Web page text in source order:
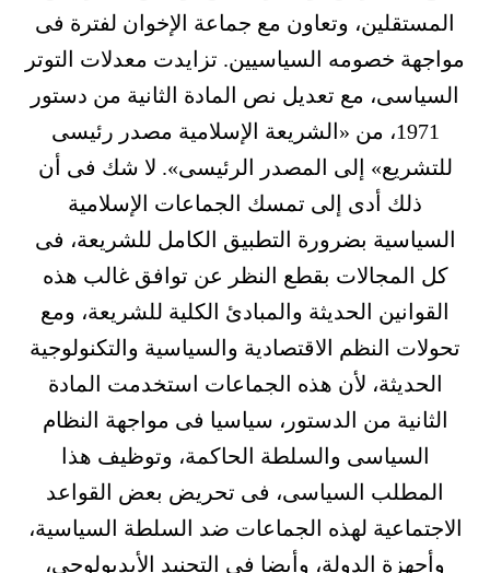
المستقلين، وتعاون مع جماعة الإخوان لفترة فى
مواجهة خصومه السياسيين. تزايدت معدلات التوتر
السياسى، مع تعديل نص المادة الثانية من دستور
1971، من «الشريعة الإسلامية مصدر رئيسى
للتشريع» إلى المصدر الرئيسى». لا شك فى أن
ذلك أدى إلى تمسك الجماعات الإسلامية
السياسية بضرورة التطبيق الكامل للشريعة، فى
كل المجالات بقطع النظر عن توافق غالب هذه
القوانين الحديثة والمبادئ الكلية للشريعة، ومع
تحولات النظم الاقتصادية والسياسية والتكنولوجية
الحديثة، لأن هذه الجماعات استخدمت المادة
الثانية من الدستور، سياسيا فى مواجهة النظام
السياسى والسلطة الحاكمة، وتوظيف هذا
المطلب السياسى، فى تحريض بعض القواعد
الاجتماعية لهذه الجماعات ضد السلطة السياسية،
وأجهزة الدولة، وأيضا فى التجنيد الأيديولوجى،